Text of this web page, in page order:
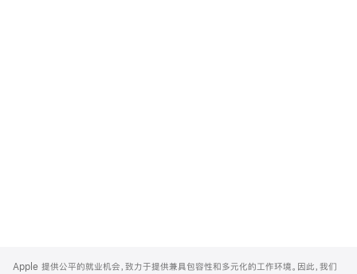
Footer
Apple 提供公平的就业机会，致力于提供兼具包容性和多元化的工作环境。因此，我们